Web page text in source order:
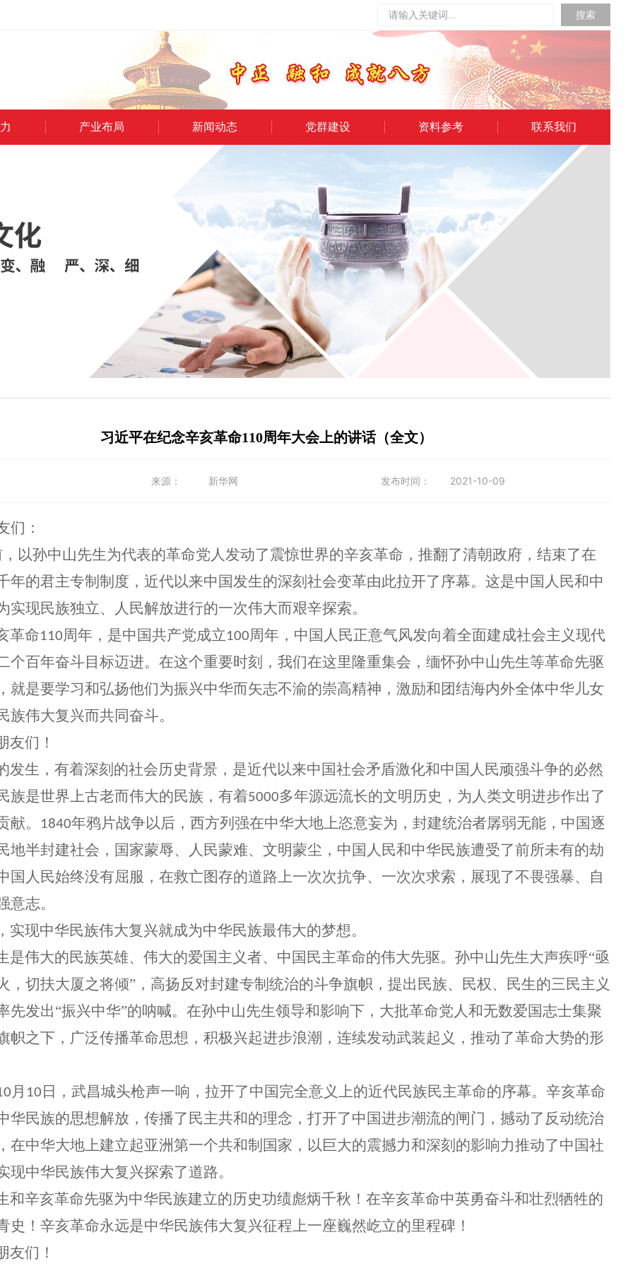
搜索
产业布局 新闻动态 党群建设 资料参考 联系我们
习近平在纪念辛亥革命110周年大会上的讲话（全文）
来源： 新华网 发布时间： 2021-10-09
们：
以孙中山先生为代表的革命党人发动了震惊世界的辛亥革命，推翻了清朝政府，结束了在
年的君主专制制度，近代以来中国发生的深刻社会变革由此拉开了序幕。这是中国人民和中
实现民族独立、人民解放进行的一次伟大而艰辛探索。
革命110周年，是中国共产党成立100周年，中国人民正意气风发向着全面建成社会主义现代
个百年奋斗目标迈进。在这个重要时刻，我们在这里隆重集会，缅怀孙中山先生等革命先驱
就是要学习和弘扬他们为振兴中华而矢志不渝的崇高精神，激励和团结海内外全体中华儿女
族伟大复兴而共同奋斗。
们！
生，有着深刻的社会历史背景，是近代以来中国社会矛盾激化和中国人民顽强斗争的必然
族是世界上古老而伟大的民族，有着5000多年源远流长的文明历史，为人类文明进步作出了
献。
1840年鸦片战争以后，西方列强在中华大地上恣意妄为，封建统治者孱弱无能，中国逐
地半封建社会，国家蒙辱、人民蒙难、文明蒙尘，中国人民和中华民族遭受了前所未有的劫
国人民始终没有屈服，在救亡图存的道路上一次次抗争、一次次求索，展现了不畏强暴、自
意志。
现中华民族伟大复兴就成为中华民族最伟大的梦想。
伟大的民族英雄、伟大的爱国主义者、中国民主革命的伟大先驱。孙中山先生大声疾呼“亟
，切扶大厦之将倾”，高扬反对封建专制统治的斗争旗帜，提出民族、民权、民生的三民主义
先发出“振兴中华”的呐喊。在孙中山先生领导和影响下，大批革命党人和无数爱国志士集聚
帜之下，广泛传播革命思想，积极兴起进步浪潮，连续发动武装起义，推动了革命大势的形
月 10 日，武昌城头枪声一响，拉开了中国完全意义上的近代民族民主革命的序幕。辛亥革命
华民族的思想解放，传播了民主共和的理念，打开了中国进步潮流的闸门，撼动了反动统治
在中华大地上建立起亚洲第一个共和制国家，以巨大的震撼力和深刻的影响力推动了中国社
现中华民族伟大复兴探索了道路。
辛亥革命先驱为中华民族建立的历史功绩彪炳千秋！在辛亥革命中英勇奋斗和壮烈牺牲的
史！辛亥革命永远是中华民族伟大复兴征程上一座巍然屹立的里程碑！
们！